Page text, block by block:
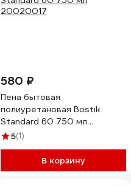
580 ₽
Пена бытовая
полиуретановая Bostik
Standard 60 750 мл
20020017
5(1)
В корзину